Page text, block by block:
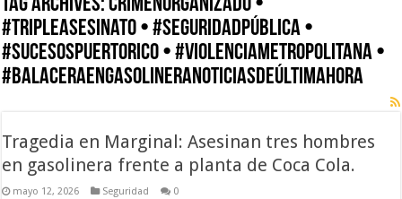
Tag Archives:CrimenOrganizado •
#TripleAsesinato • #SeguridadPública •
#SucesosPuertoRico • #ViolenciaMetropolitana •
#BalaceraEnGasolineraNoticiasDeÚltimaHora
Tragedia en Marginal: Asesinan tres hombres
en gasolinera frente a planta de Coca Cola.
mayo 12, 2026 Seguridad 0